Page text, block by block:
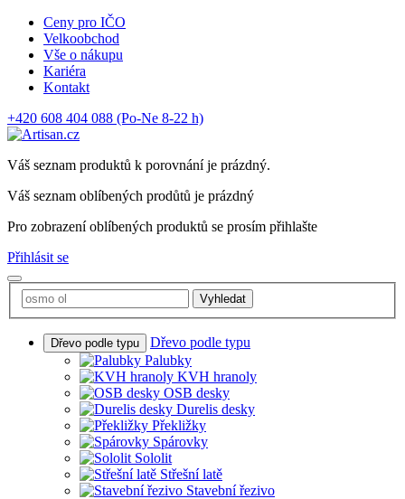
Ceny pro IČO
Velkoobchod
Vše o nákupu
Kariéra
Kontakt
+420 608 404 088 (Po-Ne 8-22 h)
Váš seznam produktů k porovnání je prázdný.
Váš seznam oblíbených prodůtů je prázdný
Pro zobrazení oblíbených produktů se prosím přihlašte
Přihlásit se
Vyhledat
Dřevo podle typu
Dřevo podle typu
Palubky
KVH hranoly
OSB desky
Durelis desky
Překližky
Spárovky
Sololit
Střešní latě
Stavební řezivo